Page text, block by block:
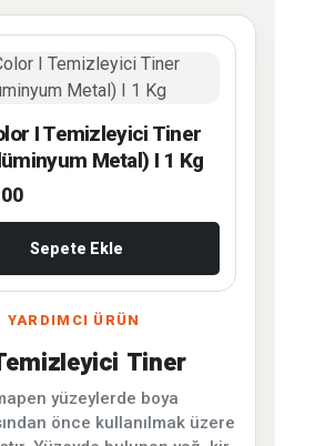
I Temizleyici Tiner
Metal) I 1 Kg
Sepete Ekle
YARDIMCI ÜRÜN
Tiner
yüzeylerde boya
önce kullanılmak üzere